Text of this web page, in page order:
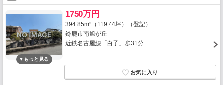
1750万円
394.85m²（119.44坪）（登記）
鈴鹿市南旭が丘
近鉄名古屋線「白子」歩31分